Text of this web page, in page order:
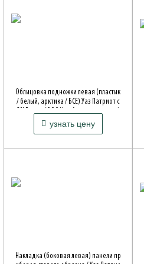
Облицовка подножки левая (пластик
/ белый, арктика / БСЕ) Уаз Патриот с
3163-00-8405141-00
Артикул: 3163-8405141
4 300 ₽узнать цену
Накладка (боковая левая) панели пр